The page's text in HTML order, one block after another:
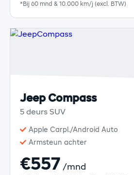
*Bij 60 mnd & 10.000 km/j (excl. BTW)
Jeep Compass
5 deurs SUV
Apple Carpl./Android Auto
Armsteun achter
€557 /mnd